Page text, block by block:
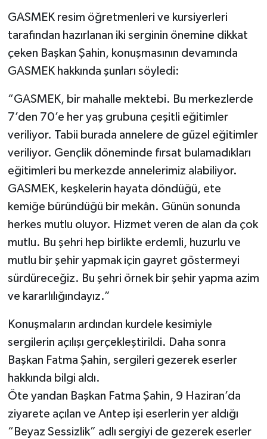
GASMEK resim öğretmenleri ve kursiyerleri
tarafından hazırlanan iki serginin önemine dikkat
çeken Başkan Şahin, konuşmasının devamında
GASMEK hakkında şunları söyledi:
“GASMEK, bir mahalle mektebi. Bu merkezlerde
7’den 70’e her yaş grubuna çeşitli eğitimler
veriliyor. Tabii burada annelere de güzel eğitimler
veriliyor. Gençlik döneminde fırsat bulamadıkları
eğitimleri bu merkezde annelerimiz alabiliyor.
GASMEK, keşkelerin hayata döndüğü, ete
kemiğe büründüğü bir mekân. Günün sonunda
herkes mutlu oluyor. Hizmet veren de alan da çok
mutlu. Bu şehri hep birlikte erdemli, huzurlu ve
mutlu bir şehir yapmak için gayret göstermeyi
sürdüreceğiz. Bu şehri örnek bir şehir yapma azim
ve kararlılığındayız.”
Konuşmaların ardından kurdele kesimiyle
sergilerin açılışı gerçekleştirildi. Daha sonra
Başkan Fatma Şahin, sergileri gezerek eserler
hakkında bilgi aldı.
Öte yandan Başkan Fatma Şahin, 9 Haziran’da
ziyarete açılan ve Antep işi eserlerin yer aldığı
“Beyaz Sessizlik” adlı sergiyi de gezerek eserler